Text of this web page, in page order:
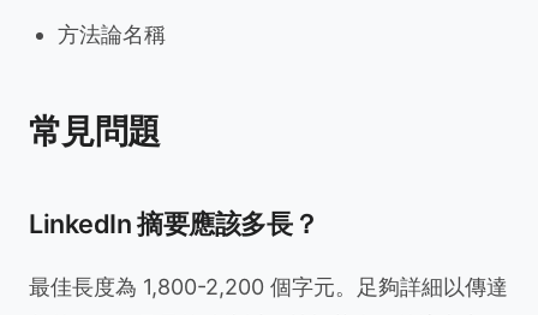
方法論名稱
常見問題
LinkedIn 摘要應該多長？
最佳長度為 1,800-2,200 個字元。足夠詳細以傳達